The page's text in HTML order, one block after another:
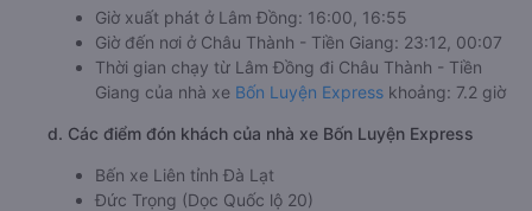
Giờ xuất phát ở Lâm Đồng: 16:00, 16:55
Giờ đến nơi ở Châu Thành - Tiền Giang: 23:12, 00:07
Thời gian chạy từ Lâm Đồng đi Châu Thành - Tiền
Giang của nhà xe Bốn Luyện Express khoảng: 7.2 giờ
d. Các điểm đón khách của nhà xe Bốn Luyện Express
Bến xe Liên tỉnh Đà Lạt
Đức Trọng (Dọc Quốc lộ 20)